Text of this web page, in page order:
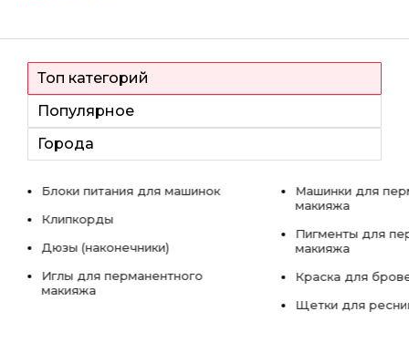
Топ категорий
Популярное
Города
Блоки питания для машинок
Клипкорды
Дюзы (наконечники)
Иглы для перманентного
макияжа
Машинки для
макияжа
Пигменты для
макияжа
Краска для
Щетки для